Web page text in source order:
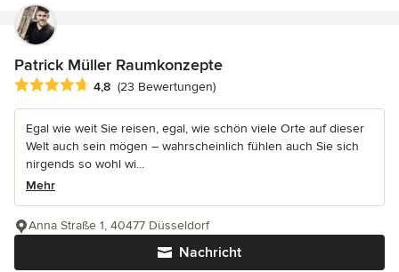
Patrick Müller Raumkonzepte
Durchschnittliche Bewertung: 4.8 von 5 Sternen
4,8 (23 Bewertungen)
Egal wie weit Sie reisen, egal, wie schön viele Orte auf dieser
Welt auch sein mögen – wahrscheinlich fühlen auch Sie sich
nirgends so wohl wi...
Mehr
Nachricht
Anna Straße 1, 40477 Düsseldorf